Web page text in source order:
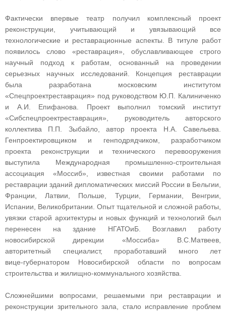
Фактически впервые театр получил комплексный проект
реконструкции, учитывающий и увязывающий все
технологические и реставрационные аспекты. В титуле работ
появилось слово «реставрация», обуславливающее строго
научный подход к работам, основанный на проведении
серьезных научных исследований. Концепция реставрации
была разработана московским институтом
«Спецпроектреставрация» под руководством Ю.П. Калиниченко
и А.И. Епифанова. Проект выполнил томский институт
«Сибспецпроектреставрация», руководитель авторского
коллектива П.П. Зыбайло, автор проекта Н.А. Савельева.
Генпроектировщиком и генподрядчиком, разработчиком
проекта реконструкции и технического перевооружения
выступила Международная промышленно‑строительная
ассоциация «Моссиб», известная своими работами по
реставрации зданий дипломатических миссий России в Бельгии,
Франции, Латвии, Польше, Турции, Германии, Венгрии,
Испании, Великобритании. Опыт тщательной и сложной работы,
увязки старой архитектуры и новых функций и технологий был
перенесен на здание НГАТОиБ. Возглавил работу
новосибирской дирекции «Моссиба» В.С.Матвеев,
авторитетный специалист, проработавший много лет
вице‑губернатором Новосибирской области по вопросам
строительства и жилищно‑коммунального хозяйства.
Сложнейшими вопросами, решаемыми при реставрации и
реконструкции зрительного зала, стало исправление проблем